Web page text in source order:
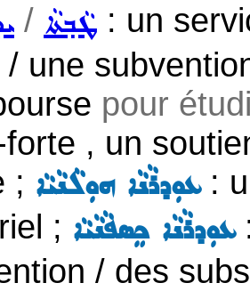
/ ܛܵܒ݂ܬܵܐ : un
/ une
pour
forte , un
; ܥܘܼܕܪܵܢܵܐ ܗܘܼܠܵܢܵܝܵܐ:
; ܥܘܼܕܪܵܢܵܐ ܟܸܣܦܵܢܵܝܵܐ
/ des